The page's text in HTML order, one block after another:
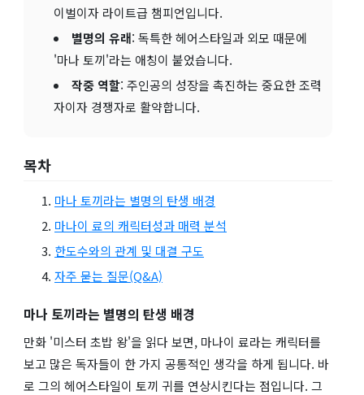
이벌이자 라이트급 챔피언입니다.
별명의 유래: 독특한 헤어스타일과 외모 때문에
'마나 토끼'라는 애칭이 붙었습니다.
작중 역할: 주인공의 성장을 촉진하는 중요한 조력
자이자 경쟁자로 활약합니다.
목차
마나 토끼라는 별명의 탄생 배경
마나이 료의 캐릭터성과 매력 분석
한도수와의 관계 및 대결 구도
자주 묻는 질문(Q&A)
마나 토끼라는 별명의 탄생 배경
만화 '미스터 초밥 왕'을 읽다 보면, 마나이 료라는 캐릭터를
보고 많은 독자들이 한 가지 공통적인 생각을 하게 됩니다. 바
로 그의 헤어스타일이 토끼 귀를 연상시킨다는 점입니다. 그